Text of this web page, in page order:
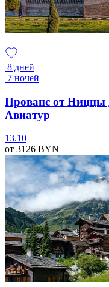
8 дней
7 ночей
Прованс от Ниццы
Авиатур
13.10
от 3126 BYN